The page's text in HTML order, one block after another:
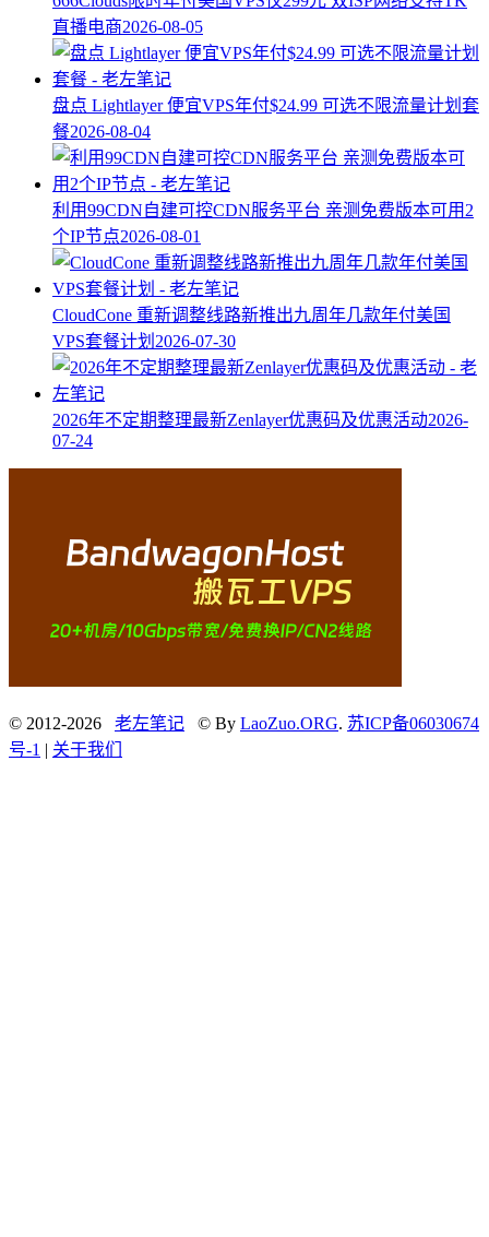
直播电商2026-08-05
盘点 Lightlayer 便宜VPS年付$24.99 可选不限流量计划套
餐2026-08-04
利用99CDN自建可控CDN服务平台 亲测免费版本可用2
个IP节点2026-08-01
CloudCone 重新调整线路新推出九周年几款年付美国
VPS套餐计划 2026-07-30
2026年不定期整理最新Zenlayer优惠码及优惠活动2026-
07-24
© 2012-2026 老左笔记 © By LaoZuo.ORG. 苏ICP备06030674
号-1 | 关于我们